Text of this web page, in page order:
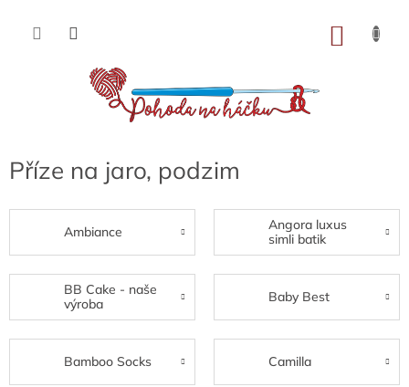
obsah
Příze na jaro, podzim
Ambiance
Angora luxus
simli batik
BB Cake - naše
výroba
Baby Best
Bamboo Socks Camilla